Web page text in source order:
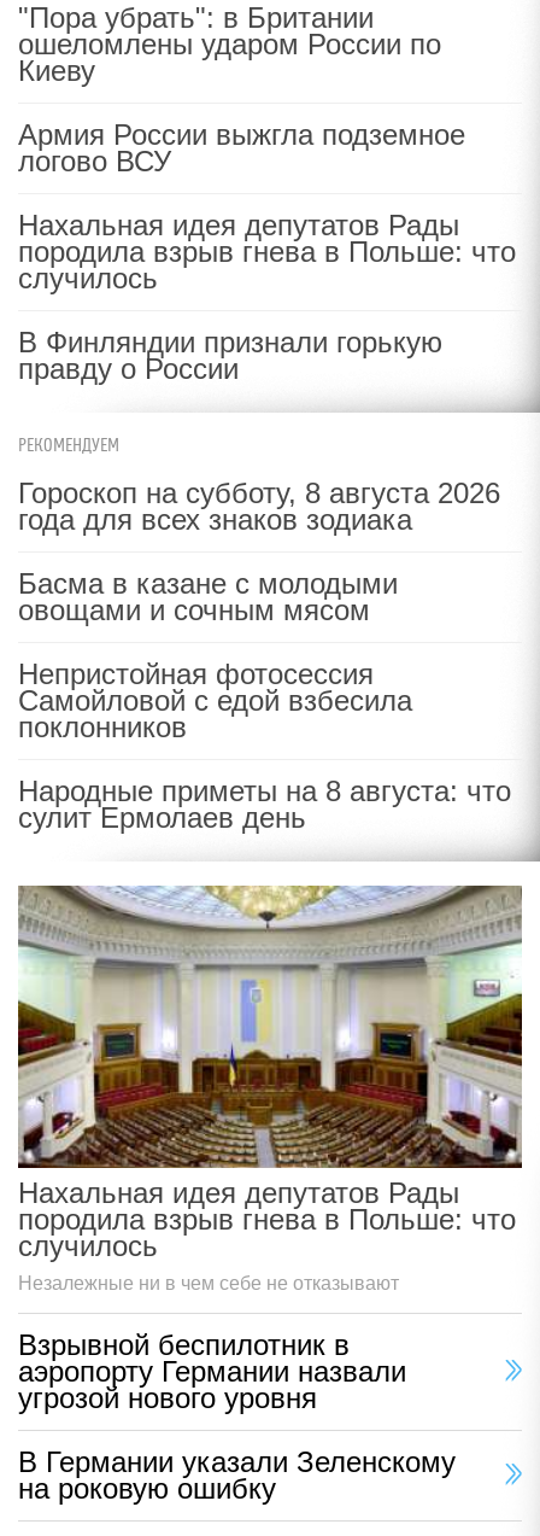
"Пора убрать": в Британии
ошеломлены ударом России по
Киеву
Армия России выжгла подземное
логово ВСУ
Нахальная идея депутатов Рады
породила взрыв гнева в Польше: что
случилось
В Финляндии признали горькую
правду о России
РЕКОМЕНДУЕМ
Гороскоп на субботу, 8 августа 2026
года для всех знаков зодиака
Басма в казане с молодыми
овощами и сочным мясом
Непристойная фотосессия
Самойловой с едой взбесила
поклонников
Народные приметы на 8 августа: что
сулит Ермолаев день
Нахальная идея депутатов Рады
породила взрыв гнева в Польше: что
случилось
Незалежные ни в чем себе не отказывают
Взрывной беспилотник в
аэропорту Германии назвали
угрозой нового уровня
В Германии указали Зеленскому
на роковую ошибку